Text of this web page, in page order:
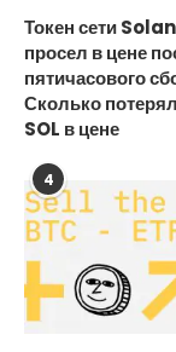
Токен сети
просел в цене
пятичасового
Сколько
SOL в цене
4